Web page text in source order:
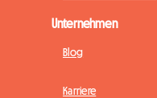
Unternehmen
Blog
Karriere